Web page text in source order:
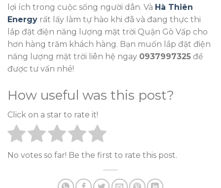
lợi ích trong cuộc sống người dân. Và Hà Thiên
Energy rất lấy làm tự hào khi đã và đang thực thi
lắp đặt điện năng lượng mặt trời Quận Gò Vấp cho
hơn hàng trăm khách hàng. Bạn muốn lắp đặt điện
năng lượng mặt trời liên hệ ngay 0937997325 để
được tư vấn nhé!
How useful was this post?
Click on a star to rate it!
No votes so far! Be the first to rate this post.